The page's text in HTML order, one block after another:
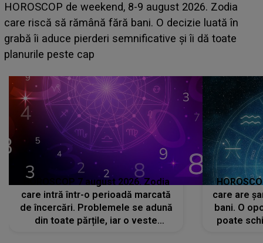
Emanuel a ținut ACEST DETALIU ASCUNS până
acum! În fața Alexandrei, concurentul din Casa Iubirii
face o MĂRTURISIRE NEAȘTEPTATĂ despre mama
sa: "I-am spus și ei în față, eu nu te iubesc pentru
HOROSCOP 7 august 2026. Zodia
care intră într-o perioadă marcată
de încercări. Problemele se adună
din toate părțile, iar o veste
care are
bani. O
poate